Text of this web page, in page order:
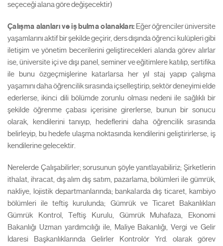
seçeceği alana göre değişecektir)
Çalışma alanları ve iş bulma olanakları: Eğer öğrenciler üniversite
yaşamlarını aktif bir şekilde geçirir, ders dışında öğrenci kulüpleri gibi
iletişim ve yönetim becerilerini geliştirecekleri alanda görev alırlar
ise, üniversite içi ve dışı panel, seminer ve eğitimlere katılıp, sertifika
ile bunu özgeçmişlerine katarlarsa her yıl staj yapıp çalışma
yaşamını daha öğrencilik sırasında içselleştirip, sektör deneyimi elde
ederlerse, ikinci dili bölümde zorunlu olması nedeni ile sağlıklı bir
şekilde öğrenme çabası içerisine girerlerse, bunun bir sonucu
olarak, kendilerini tanıyıp, hedeflerini daha öğrencilik sırasında
belirleyip, bu hedefe ulaşma noktasında kendilerini geliştirirlerse, iş
kendilerine gelecektir.
Nerelerde Çalışabilirler; sorusunun şöyle yanıtlayabiliriz; Şirketlerin
ithalat, ihracat, dış alım dış satım, pazarlama, bölümleri ile gümrük,
nakliye, lojistik departmanlarında; bankalarda dış ticaret, kambiyo
bölümleri ile teftiş kurulunda; Gümrük ve Ticaret Bakanlıkları
Gümrük Kontrol, Teftiş Kurulu, Gümrük Muhafaza, Ekonomi
Bakanlığı Uzman yardımcılığı ile, Maliye Bakanlığı, Vergi ve Gelir
İdaresi Başkanlıklarında Gelirler Kontrolör Yrd. olarak görev